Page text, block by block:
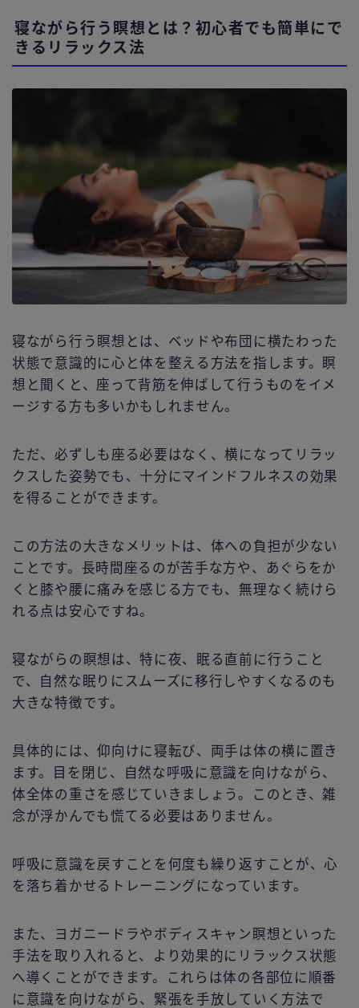
寝ながら行う瞑想とは？初心者でも簡単にで
きるリラックス法
寝ながら行う瞑想とは、ベッドや布団に横たわった
状態で意識的に心と体を整える方法を指します。瞑
想と聞くと、座って背筋を伸ばして行うものをイメ
ージする方も多いかもしれません。
ただ、必ずしも座る必要はなく、横になってリラッ
クスした姿勢でも、十分にマインドフルネスの効果
を得ることができます。
この方法の大きなメリットは、体への負担が少ない
ことです。長時間座るのが苦手な方や、あぐらをか
くと膝や腰に痛みを感じる方でも、無理なく続けら
れる点は安心ですね。
寝ながらの瞑想は、特に夜、眠る直前に行うこと
で、自然な眠りにスムーズに移行しやすくなるのも
大きな特徴です。
具体的には、仰向けに寝転び、両手は体の横に置き
ます。目を閉じ、自然な呼吸に意識を向けながら、
体全体の重さを感じていきましょう。このとき、雑
念が浮かんでも慌てる必要はありません。
呼吸に意識を戻すことを何度も繰り返すことが、心
を落ち着かせるトレーニングになっています。
また、ヨガニードラやボディスキャン瞑想といった
手法を取り入れると、より効果的にリラックス状態
へ導くことができます。これらは体の各部位に順番
に意識を向けながら、緊張を手放していく方法で